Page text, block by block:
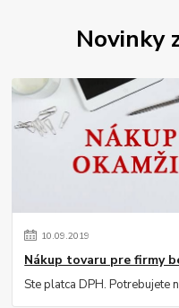
Novinky
10.09.2019
Nákup tovaru pre firmy
Ste platca DPH. Potrebujete